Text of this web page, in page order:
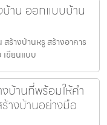
บ้าน ออกแบบบ้าน
ร้างบ้านหรู สร้างอาคาร
เขียนแบบ
บ้านที่พร้อมให้คำ
างบ้านอย่างมือ